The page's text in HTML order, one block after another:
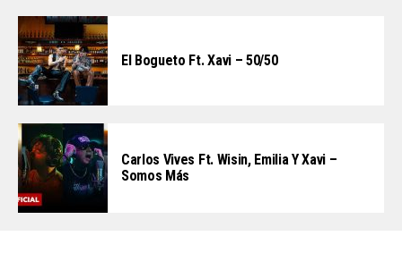
El Bogueto Ft. Xavi – 50/50
Carlos Vives Ft. Wisin, Emilia Y Xavi –
Somos Más